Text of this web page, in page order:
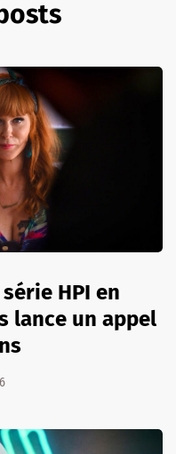
HPI en
lance un appel